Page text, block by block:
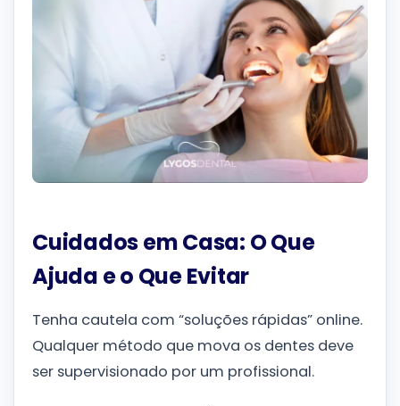
Cuidados em Casa: O Que
Ajuda e o Que Evitar
Tenha cautela com “soluções rápidas” online.
Qualquer método que mova os dentes deve
ser supervisionado por um profissional.